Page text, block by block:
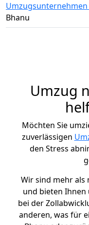
Bhanu
Umzug
Möchten Sie
zuverlässigen
den Stress
Wir sind mehr
und bieten Ihnen
bei der
anderen, was für